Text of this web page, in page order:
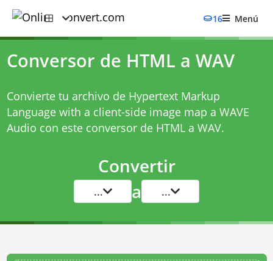
16 Menú
Conversor de HTML a WAV
Convierte tu archivo de Hypertext Markup
Language with a client-side image map a WAVE
Audio con este conversor de HTML a WAV.
Convertir
... a ...